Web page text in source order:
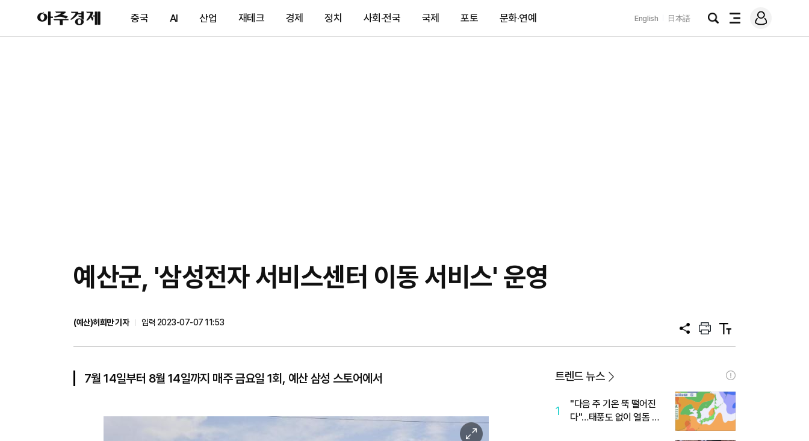
아
주
제
중국 AI 산업 재테크 경제 정치 사회·전국 국제 포토 문화·연예 English 日本語
검
전
메
그
예산군, '삼성전자 서비스센터 이동 서비스' 운영
(예산)허희만 기자
입력 2023-07-07 11:53
공
프
트
텍
트
7월 14일부터 8월 14일까지 매주 금요일 1회, 예산 삼성 스토어에서
이
트렌드 뉴스
1
"다음 주 기온 뚝 떨어진
다"…태풍도 없이 열돔 박